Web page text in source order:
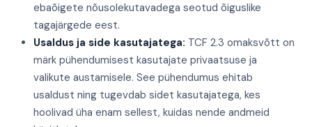
ebaõigete nõusolekutavadega seotud õiguslike
tagajärgede eest.
Usaldus ja side kasutajatega: TCF 2.3 omaksvõtt on
märk pühendumisest kasutajate privaatsuse ja
valikute austamisele. See pühendumus ehitab
usaldust ning tugevdab sidet kasutajatega, kes
hoolivad üha enam sellest, kuidas nende andmeid